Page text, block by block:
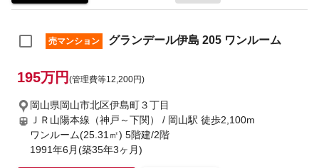
売マンション グランデール伊島 205 ワンルーム
195万円 (管理費等12,200円)
岡山県岡山市北区伊島町３丁目
ＪＲ山陽本線（神戸～下関） / 岡山駅 徒歩2,100m
ワンルーム(25.31㎡) 5階建/2階
1991年6月(築35年3ヶ月)